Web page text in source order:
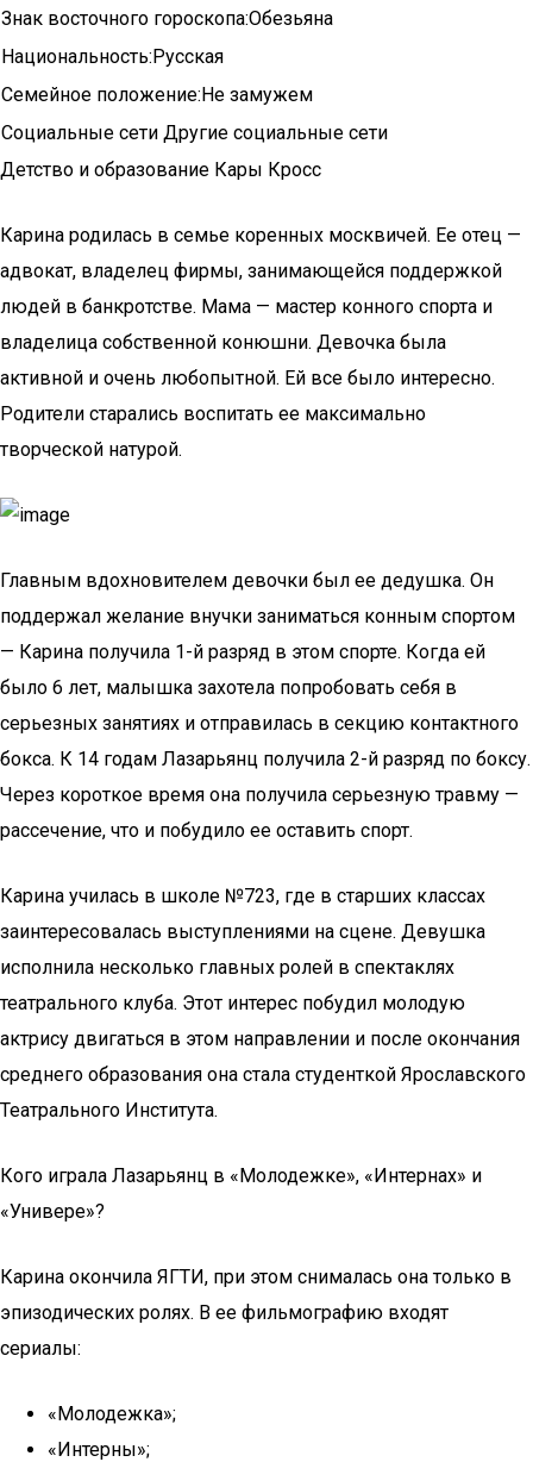
Знак восточного гороскопа:Обезьяна
Национальность:Русская
Семейное положение:Не замужем
Социальные сети Другие социальные сети
Детство и образование Кары Кросс
Карина родилась в семье коренных москвичей. Ее отец —
адвокат, владелец фирмы, занимающейся поддержкой
людей в банкротстве. Мама — мастер конного спорта и
владелица собственной конюшни. Девочка была
активной и очень любопытной. Ей все было интересно.
Родители старались воспитать ее максимально
творческой натурой.
Главным вдохновителем девочки был ее дедушка. Он
поддержал желание внучки заниматься конным спортом
— Карина получила 1-й разряд в этом спорте. Когда ей
было 6 лет, малышка захотела попробовать себя в
серьезных занятиях и отправилась в секцию контактного
бокса. К 14 годам Лазарьянц получила 2-й разряд по боксу.
Через короткое время она получила серьезную травму —
рассечение, что и побудило ее оставить спорт.
Карина училась в школе №723, где в старших классах
заинтересовалась выступлениями на сцене. Девушка
исполнила несколько главных ролей в спектаклях
театрального клуба. Этот интерес побудил молодую
актрису двигаться в этом направлении и после окончания
среднего образования она стала студенткой Ярославского
Театрального Института.
Кого играла Лазарьянц в «Молодежке», «Интернах» и
«Универе»?
Карина окончила ЯГТИ, при этом снималась она только в
эпизодических ролях. В ее фильмографию входят
сериалы:
«Молодежка»;
«Интерны»;